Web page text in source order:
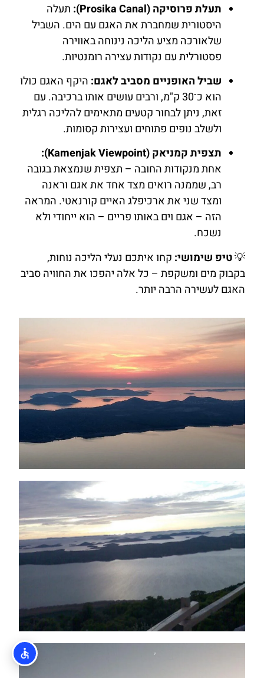
תעלת פרוסיקה (Prosika Canal):
תעלה
היסטורית שמחברת את האגם עם הים. השביל
שלאורכה מציע הליכה נינוחה באווירה
פסטורלית עם נקודות עצירה רומנטיות.
שביל האופניים מסביב לאגם: היקף האגם כולו
הוא כ־30 ק"מ, ורבים עושים אותו ברכיבה. עם
זאת, ניתן לבחור קטעים מתאימים להליכה רגלית
ולשלב נופים פתוחים ועצירות קסומות.
תצפית קמניאק (Kamenjak Viewpoint):
אחת מנקודות החובה – תצפית שנמצאת בגובה
רב, שממנה רואים מצד אחד את אגם וראנה
ומצד שני את ארכיפלג האיים קורנאטי. המראה
הזה – אגם וים באותו פריים – הוא ייחודי ולא
נשכח.
💡טיפ שימושי: קחו איתכם נעלי הליכה נוחות,
בקבוק מים ומשקפת – כל אלה יהפכו את החוויה סביב
האגם לעשירה הרבה יותר.